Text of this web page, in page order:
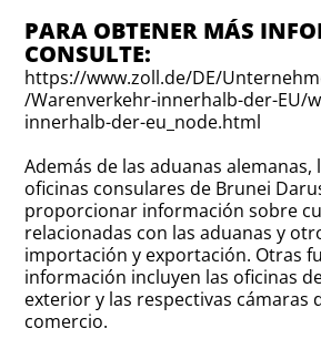
PARA OBTENER MÁS
CONSULTE:
https://www.zoll.de/DE/
/Warenverkehr-innerhalb-der-EU/
innerhalb-der-eu_node.html
Además de las aduanas alemanas,
oficinas consulares de Brunei
proporcionar información sobre
relacionadas con las aduanas y
importación y exportación. Otras
información incluyen las oficinas
exterior y las respectivas cámaras
comercio.